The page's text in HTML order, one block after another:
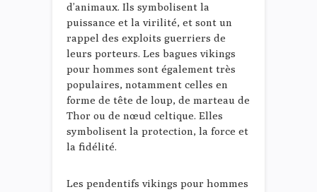
d’animaux. Ils symbolisent la
puissance et la virilité, et sont un
rappel des exploits guerriers de
leurs porteurs. Les bagues vikings
pour hommes sont également très
populaires, notamment celles en
forme de tête de loup, de marteau de
Thor ou de nœud celtique. Elles
symbolisent la protection, la force et
la fidélité.
Les pendentifs vikings pour hommes